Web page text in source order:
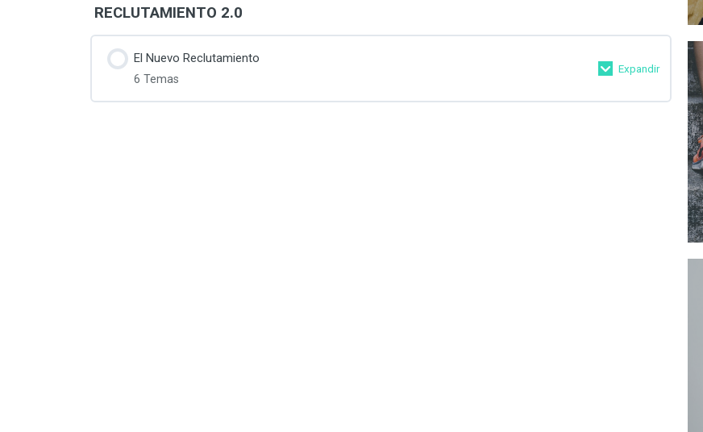
RECLUTAMIENTO 2.0
El Nuevo Reclutamiento
6 Temas
Expandir